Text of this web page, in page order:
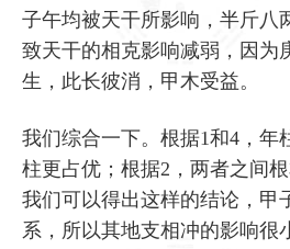
子午均被天干所影响，半斤八
致天干的相克影响减弱，因为
生，此长彼消，甲木受益。
我们综合一下。根据1和4，年
柱更占优；根据2，两者之间
我们可以得出这样的结论，甲
系，所以其地支相冲的影响很